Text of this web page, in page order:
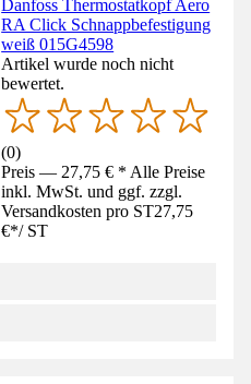
Danfoss Thermostatkopf Aero
RA Click Schnappbefestigung
weiß 015G4598
Artikel wurde noch nicht
bewertet.
(0)
Preis — 27,75 € * Alle Preise
inkl. MwSt. und ggf. zzgl.
Versandkosten pro ST27,75
€*/ ST